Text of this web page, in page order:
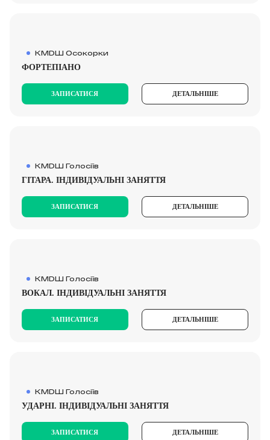
КМDШ Осокорки
ФОРТЕПІАНО
ЗАПИСАТИСЯ ДЕТАЛЬНІШЕ
КМDШ Голосіїв
ГІТАРА. ІНДИВІДУАЛЬНІ ЗАНЯТТЯ
ЗАПИСАТИСЯ ДЕТАЛЬНІШЕ
КМDШ Голосіїв
ВОКАЛ. ІНДИВІДУАЛЬНІ ЗАНЯТТЯ
ЗАПИСАТИСЯ ДЕТАЛЬНІШЕ
КМDШ Голосіїв
УДАРНІ. ІНДИВІДУАЛЬНІ ЗАНЯТТЯ
ЗАПИСАТИСЯ ДЕТАЛЬНІШЕ